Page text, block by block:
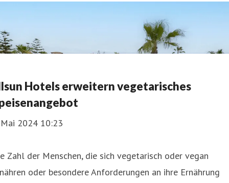
Hotels erweitern vegetarisches
2024 10:23
Zahl der Menschen, die sich vegetarisch oder vegan
oder besondere Anforderungen an ihre Ernährung